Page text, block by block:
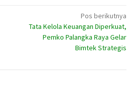
Pos berikutnya
Tata Kelola Keuangan Diperkuat,
Pemko Palangka Raya Gelar
Bimtek Strategis